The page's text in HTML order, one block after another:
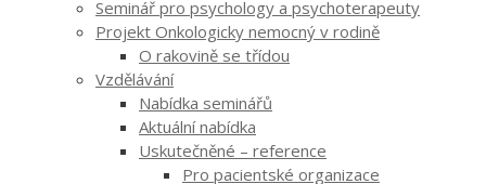
Seminář pro psychology a psychoterapeuty
Projekt Onkologicky nemocný v rodině
O rakovině se třídou
Vzdělávání
Nabídka seminářů
Aktuální nabídka
Uskutečněné – reference
Pro pacientské organizace